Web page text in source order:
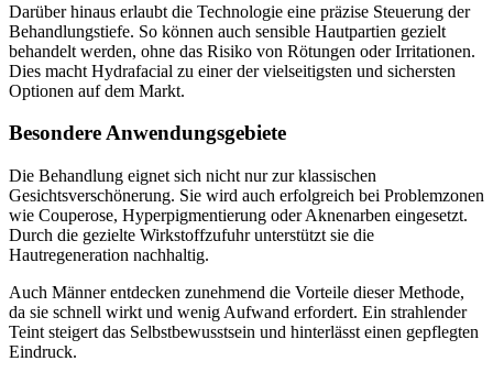
Darüber hinaus erlaubt die Technologie eine präzise Steuerung der
Behandlungstiefe. So können auch sensible Hautpartien gezielt
behandelt werden, ohne das Risiko von Rötungen oder Irritationen.
Dies macht Hydrafacial zu einer der vielseitigsten und sichersten
Optionen auf dem Markt.
Besondere Anwendungsgebiete
Die Behandlung eignet sich nicht nur zur klassischen
Gesichtsverschönerung. Sie wird auch erfolgreich bei Problemzonen
wie Couperose, Hyperpigmentierung oder Aknenarben eingesetzt.
Durch die gezielte Wirkstoffzufuhr unterstützt sie die
Hautregeneration nachhaltig.
Auch Männer entdecken zunehmend die Vorteile dieser Methode,
da sie schnell wirkt und wenig Aufwand erfordert. Ein strahlender
Teint steigert das Selbstbewusstsein und hinterlässt einen gepflegten
Eindruck.